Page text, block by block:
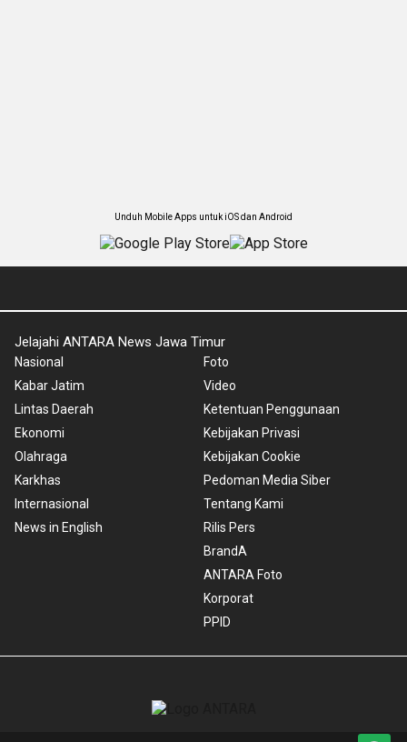
Unduh Mobile Apps untuk iOS dan Android
Jelajahi ANTARA News Jawa Timur
Nasional
Kabar Jatim
Lintas Daerah
Ekonomi
Olahraga
Karkhas
Internasional
News in English
Foto
Video
Ketentuan Penggunaan
Kebijakan Privasi
Kebijakan Cookie
Pedoman Media Siber
Tentang Kami
Rilis Pers
BrandA
ANTARA Foto
Korporat
PPID